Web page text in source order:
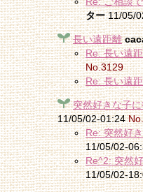
ター11/05/
長い遠距離
Re: 長い遠
No.3129
Re: 長い遠
突然好きな子
11/05/02-01:24
Re: 突然好
11/05/02-
Re^2: 突然
11/05/02-